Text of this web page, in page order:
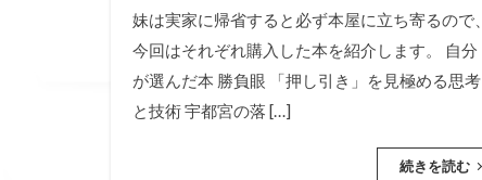
妹は実家に帰省すると必ず本屋に立ち寄るので、
今回はそれぞれ購入した本を紹介します。 自分
が選んだ本 勝負眼 「押し引き」を見極める思考
と技術 宇都宮の落 […]
続きを読む